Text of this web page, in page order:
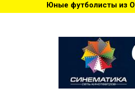
из Оша под руководством